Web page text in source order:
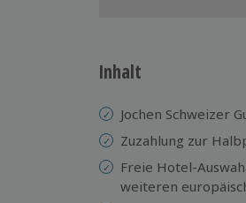
Inhalt
Jochen Schweizer
Zuzahlung zur
Freie Hotel-
weiteren